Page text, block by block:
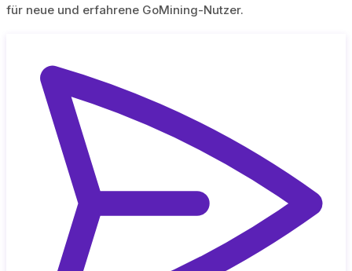
für neue und erfahrene GoMining-Nutzer.